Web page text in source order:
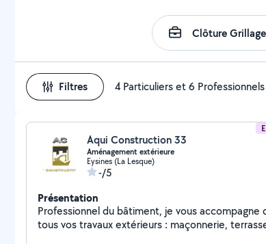
Filtres 4 Particuliers et 6
Aqui Construction 33
Aménagement extérieure
Eysines (La Lesque)
-/5
Présentation
Professionnel du bâtiment, je vous accompagne
tous vos travaux extérieurs : maçonnerie,